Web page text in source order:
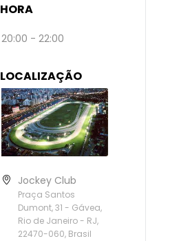
HORA
20:00 - 22:00
LOCALIZAÇÃO
Jockey Club
Praça Santos
Dumont, 31 - Gávea,
Rio de Janeiro - RJ,
22470-060, Brasil